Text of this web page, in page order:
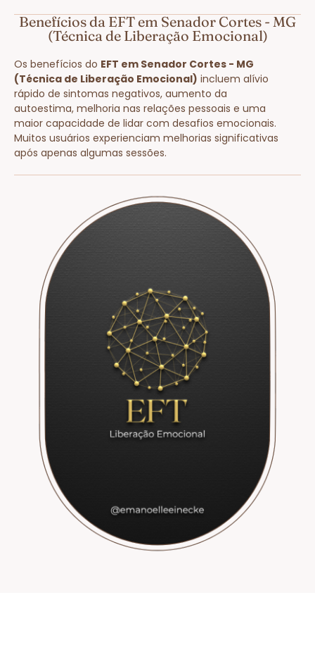
Benefícios da EFT em Senador Cortes - MG
(Técnica de Liberação Emocional)
Os benefícios do EFT em Senador Cortes - MG
(Técnica de Liberação Emocional) incluem alívio
rápido de sintomas negativos, aumento da
autoestima, melhoria nas relações pessoais e uma
maior capacidade de lidar com desafios emocionais.
Muitos usuários experienciam melhorias significativas
após apenas algumas sessões.